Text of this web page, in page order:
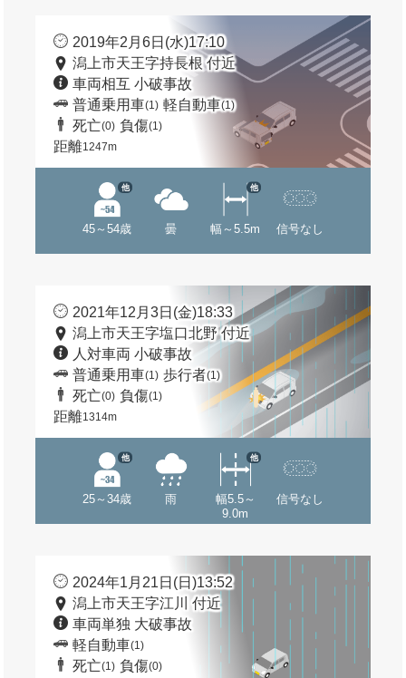
2019年2月6日(水)17:10
潟上市天王字持長根 付近
車両相互 小破事故
普通乗用車(1) 軽自動車(1)
死亡(0) 負傷(1)
距離1247m
45～54歳
他
曇 幅～5.5m
他
信号なし
2021年12月3日(金)18:33
潟上市天王字塩口北野 付近
人対車両 小破事故
普通乗用車(1) 歩行者(1)
死亡(0) 負傷(1)
距離1314m
25～34歳
他
雨
幅5.5～
9.0m
他
信号なし
2024年1月21日(日)13:52
潟上市天王字江川 付近
車両単独 大破事故
軽自動車(1)
死亡(1) 負傷(0)